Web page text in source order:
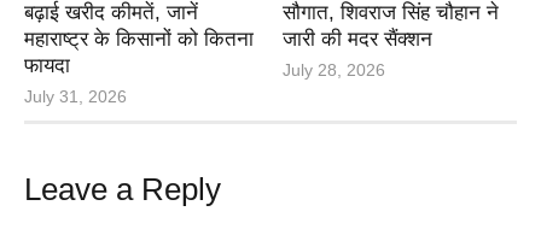
बढ़ाई खरीद कीमतें, जानें
महाराष्ट्र के किसानों को कितना
फायदा
July 31, 2026
सौगात, शिवराज सिंह चौहान ने
जारी की मदर सैंक्शन
July 28, 2026
Leave a Reply